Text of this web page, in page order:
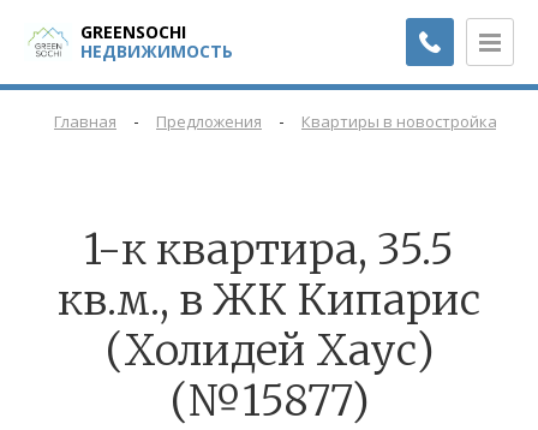
GREENSOCHI
НЕДВИЖИМОСТЬ
Главная - Предложения - Квартиры в новостройках
1-к квартира, 35.5
кв.м., в ЖК Кипарис
(Холидей Хаус)
(№15877)